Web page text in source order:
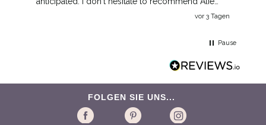
vor 3 Tagen
Pause
FOLGEN SIE UNS...